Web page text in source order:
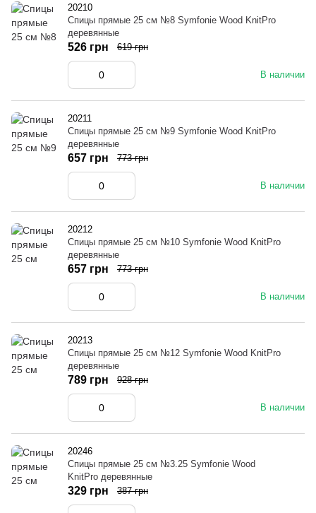
20210
Спицы прямые 25 см №8 Symfonie Wood KnitPro
деревянные
В наличии
526 грн 619 грн
20211
Спицы прямые 25 см №9 Symfonie Wood KnitPro
деревянные
В наличии
657 грн 773 грн
20212
Спицы прямые 25 см №10 Symfonie Wood KnitPro
деревянные
В наличии
657 грн 773 грн
20213
Спицы прямые 25 см №12 Symfonie Wood KnitPro
деревянные
В наличии
789 грн 928 грн
20246
Спицы прямые 25 см №3.25 Symfonie Wood
KnitPro деревянные
329 грн 387 грн